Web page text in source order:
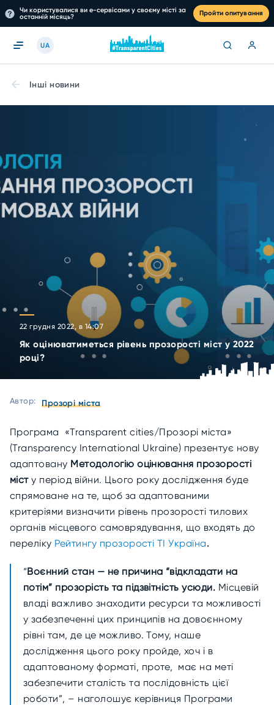
Чи користувалися ви е-сервісами у своєму місті за
останній місяць?
Пройти опитування
UA
Інші новини
22 грудня 2022, в 14:07
Як оцінюватиметься рівень прозорості міст у 2022
році?
Автор: Прозорі міста
Програма «Transparent cities/Прозорі міста»
(Transparency International Ukraine) презентує нову
адаптовану Методологію оцінювання прозорості
місту період війни. Цього року дослідження буде
спрямоване на те, щоб за адаптованими
критеріями визначити рівень прозорості тилових
органів місцевого самоврядування, що входять до
переліку Рейтингу прозорості ТІ Україна.
“Воєнний стан — не причина “відкладати на
потім” прозорість та підзвітність усюди. Місцевій
владі важливо знаходити ресурси та можливості
у забезпеченні цих принципів на довоєнному
рівні там, де це можливо. Тому, наше
дослідження цього року пройде, хоч і в
адаптованому форматі, проте, має на меті
забезпечити сталість та послідовність цієї
роботи”, – наголошує керівниця Програми